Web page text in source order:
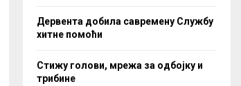
Дервента добила савремену Службу
хитне помоћи
Стижу голови, мрежа за одбојку и
трибине